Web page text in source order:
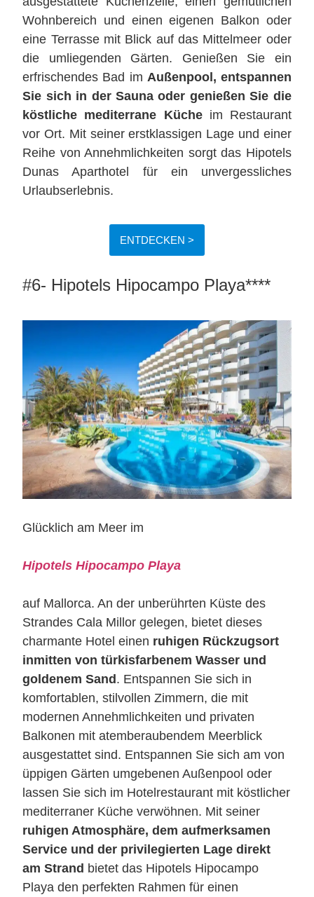
Wohnbereich und einen eigenen Balkon oder
eine Terrasse mit Blick auf das Mittelmeer oder
die umliegenden Gärten. Genießen Sie ein
erfrischendes Bad im Außenpool, entspannen
Sie sich in der Sauna oder genießen Sie die
köstliche mediterrane Kücheim Restaurant
vor Ort. Mit seiner erstklassigen Lage und einer
Reihe von Annehmlichkeiten sorgt das Hipotels
Dunas Aparthotel für ein unvergessliches
Urlaubserlebnis.
ENTDECKEN >
#6- Hipotels Hipocampo Playa****
Glücklich am Meer im
Hipotels Hipocampo Playa
auf Mallorca. An der unberührten Küste des
Strandes Cala Millor gelegen, bietet dieses
charmante Hotel einen ruhigen Rückzugsort
inmitten von türkisfarbenem Wasser und
goldenem Sand . Entspannen Sie sich in
komfortablen, stilvollen Zimmern, die mit
modernen Annehmlichkeiten und privaten
Balkonen mit atemberaubendem Meerblick
ausgestattet sind. Entspannen Sie sich am von
üppigen Gärten umgebenen Außenpool oder
lassen Sie sich im Hotelrestaurant mit köstlicher
mediterraner Küche verwöhnen. Mit seiner
ruhigen Atmosphäre, dem aufmerksamen
Service und der privilegierten Lage direkt
am Strand bietet das Hipotels Hipocampo
Playa den perfekten Rahmen für einen